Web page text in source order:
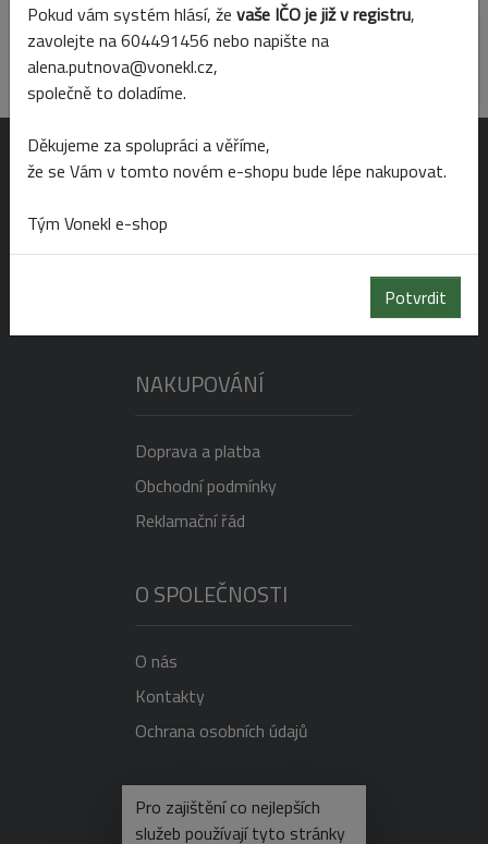
Výška: 96 cm
průměr pater: 50, 40 a 30 cm
OTEVÍRACÍ DOBA
Po-Pá 6:00 - 19:00
NAKUPOVÁNÍ
Doprava a platba
Obchodní podmínky
Reklamační řád
O SPOLEČNOSTI
O nás
Kontakty
Ochrana osobních údajů
NEVÍTE SI RADY?
Pokud vám systém hlásí, že vaše IČO je již v registru,
zavolejte na 604491456 nebo napište na
alena.putnova@vonekl.cz,
společně to doladíme.
Děkujeme za spolupráci a věříme,
že se Vám v tomto novém e-shopu bude lépe nakupovat.
Tým Vonekl e-shop
Potvrdit
Pro zajištění co nejlepších
služeb používají tyto stránky